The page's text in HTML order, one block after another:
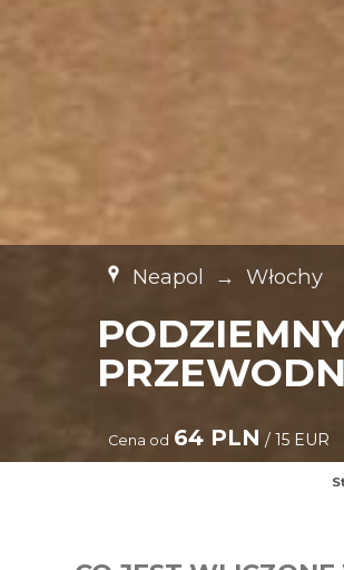
Neapol → Włochy
Cena od 64 PLN / 15 EUR